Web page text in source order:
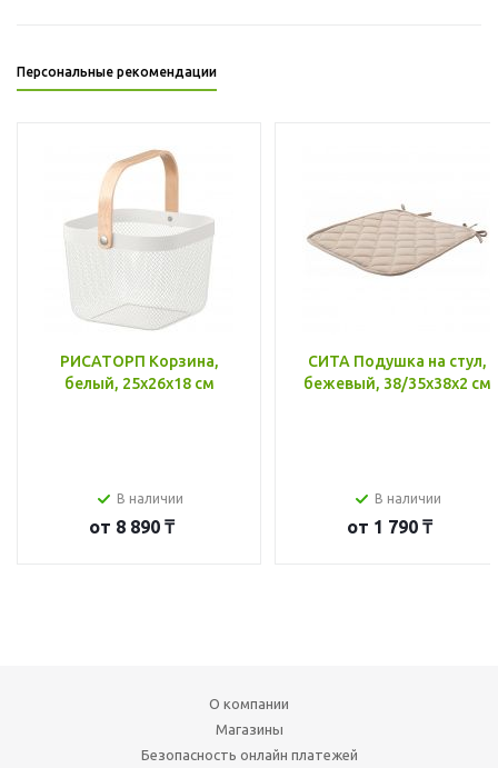
Персональные рекомендации
РИСАТОРП Корзина,
белый, 25x26x18 см
В наличии
от 8 890 ₸
СИТА Подушка на стул,
бежевый, 38/35x38x2 см
В наличии
от 1 790 ₸
О компании
Магазины
Безопасность онлайн платежей